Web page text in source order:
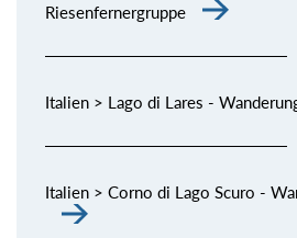
Riesenfernergruppe
Italien > Lago di Lares -
Italien > Corno di Lago Scuro -